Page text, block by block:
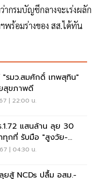
ากรมบัญชีกลางจะเร่งผลัก
ร้อมร่างของ สส.ได้ทัน
รมว.สมศักดิ์ เทพสุทิน"
สุขภาพดี
| 22:00 น.
แสนล้าน ลุย 30
ทุกที่ รับมือ "สูงวัย-
| 04:30 น.
สู้ NCDs ปลื้ม อสม.-